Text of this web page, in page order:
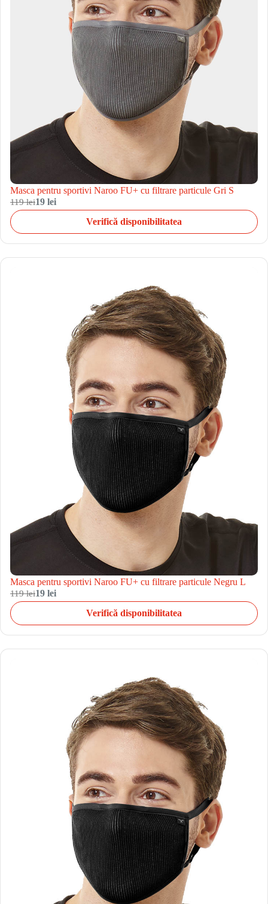
Masca pentru sportivi Naroo FU+ cu filtrare particule Gri S
119 lei19 lei
Verifică disponibilitatea
Masca pentru sportivi Naroo FU+ cu filtrare particule Negru L
119 lei19 lei
Verifică disponibilitatea